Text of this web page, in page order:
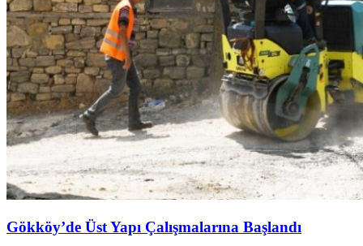
Gökköy’de Üst Yapı Çalışmalarına Başlandı